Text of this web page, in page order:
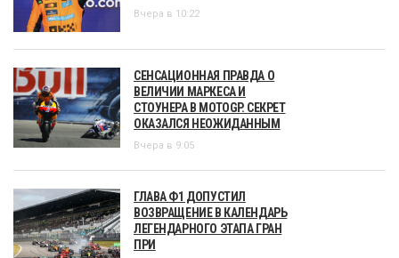
Вчера в 10:22
СЕНСАЦИОННАЯ ПРАВДА О
ВЕЛИЧИИ МАРКЕСА И
СТОУНЕРА В MOTOGP. СЕКРЕТ
ОКАЗАЛСЯ НЕОЖИДАННЫМ
Вчера в 9:05
ГЛАВА Ф1 ДОПУСТИЛ
ВОЗВРАЩЕНИЕ В КАЛЕНДАРЬ
ЛЕГЕНДАРНОГО ЭТАПА ГРАН
ПРИ